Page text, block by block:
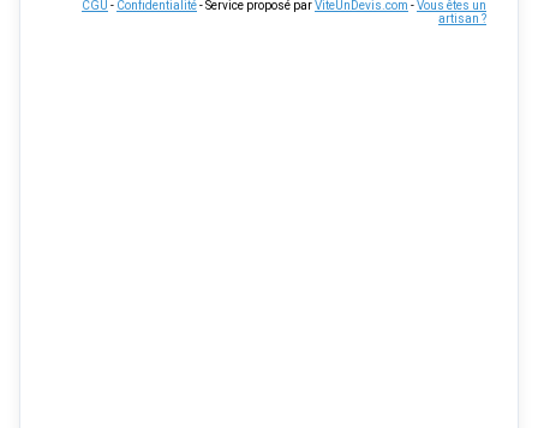
CGU - Confidentialité- Service proposé parViteUnDevis.com -Vous êtes un
artisan ?